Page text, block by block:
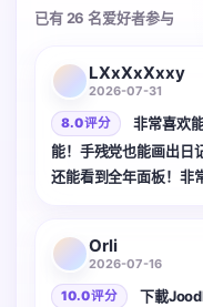
已有 26 名爱好者参与
LXxXxXxxy
2026-07-31
8.0 评分
非常喜欢
能！手残党也能画出日
还能看到全年面板！非
Orli
2026-07-16
10.0 评分
下載